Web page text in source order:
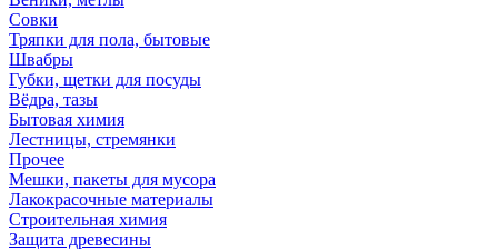
Совки
Тряпки для пола, бытовые
Швабры
Губки, щетки для посуды
Вёдра, тазы
Бытовая химия
Лестницы, стремянки
Прочее
Мешки, пакеты для мусора
Лакокрасочные материалы
Строительная химия
Защита древесины